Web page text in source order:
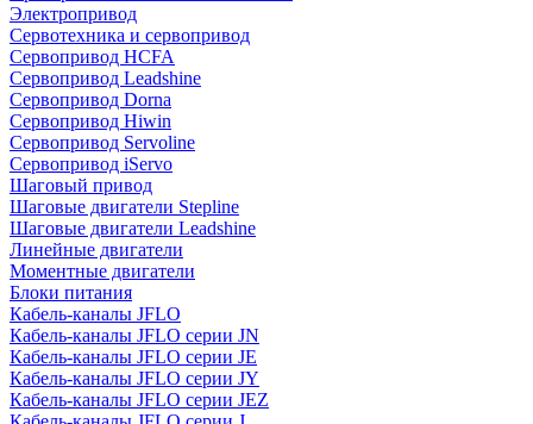
Электропривод
Сервотехника и сервопривод
Сервопривод HCFA
Сервопривод Leadshine
Сервопривод Dorna
Сервопривод Hiwin
Сервопривод Servoline
Сервопривод iServo
Шаговый привод
Шаговые двигатели Stepline
Шаговые двигатели Leadshine
Линейные двигатели
Моментные двигатели
Блоки питания
Кабель-каналы JFLO
Кабель-каналы JFLO серии JN
Кабель-каналы JFLO серии JE
Кабель-каналы JFLO серии JY
Кабель-каналы JFLO серии JEZ